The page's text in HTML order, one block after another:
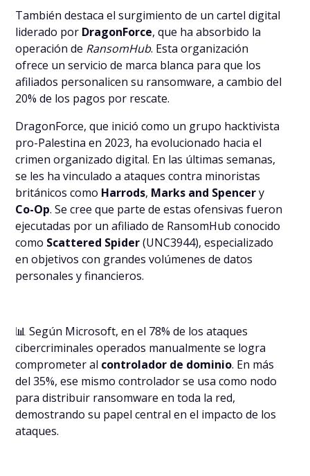
También destaca el surgimiento de un cartel digital
liderado por DragonForce, que ha absorbido la
operación de RansomHub. Esta organización
ofrece un servicio de marca blanca para que los
afiliados personalicen su ransomware, a cambio del
20% de los pagos por rescate.
DragonForce, que inició como un grupo hacktivista
pro-Palestina en 2023, ha evolucionado hacia el
crimen organizado digital. En las últimas semanas,
se les ha vinculado a ataques contra minoristas
británicos como Harrods, Marks and Spencery
Co-Op. Se cree que parte de estas ofensivas fueron
ejecutadas por un afiliado de RansomHub conocido
como Scattered Spider(UNC3944), especializado
en objetivos con grandes volúmenes de datos
personales y financieros.
📊 Según Microsoft, en el 78% de los ataques
cibercriminales operados manualmente se logra
comprometer al controlador de dominio. En más
del 35%, ese mismo controlador se usa como nodo
para distribuir ransomware en toda la red,
demostrando su papel central en el impacto de los
ataques.